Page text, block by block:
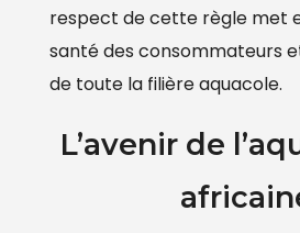
respect de cette règle met
santé des consommateurs
de toute la filière aquacole.
L’avenir de